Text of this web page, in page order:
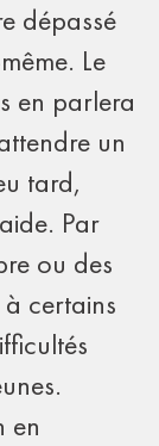
dépassé
Le
en parlera
un
tard,
Par
ou des
certains
en